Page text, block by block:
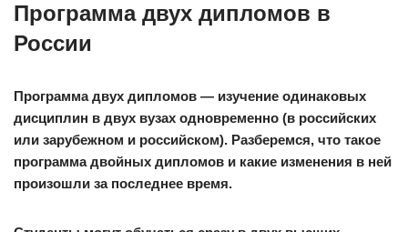
Программа двух дипломов в
России
Программа двух дипломов — изучение одинаковых
дисциплин в двух вузах одновременно (в российских
или зарубежном и российском). Разберемся, что такое
программа двойных дипломов и какие изменения в ней
произошли за последнее время.